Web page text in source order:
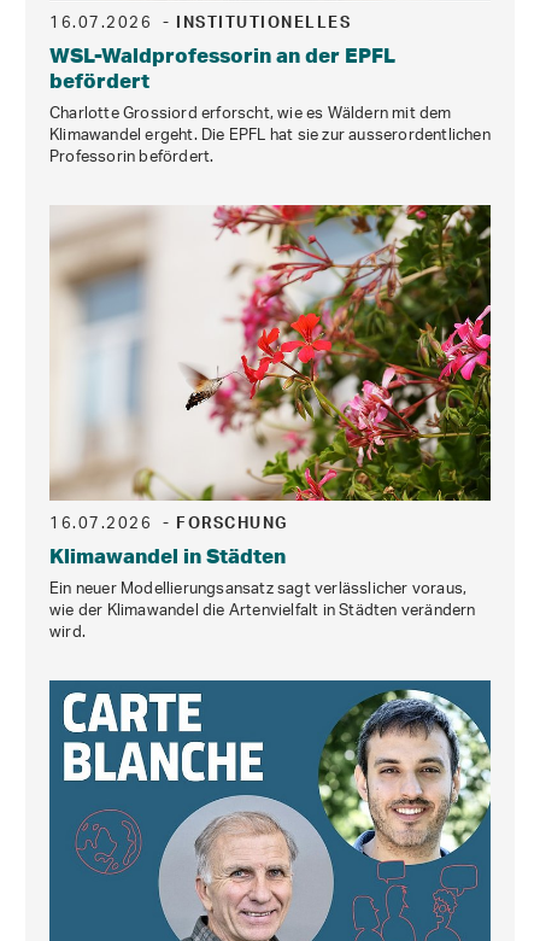
16.07.2026 - INSTITUTIONELLES
WSL-Waldprofessorin an der EPFL
befördert
Charlotte Grossiord erforscht, wie es Wäldern mit dem
Klimawandel ergeht. Die EPFL hat sie zur ausserordentlichen
Professorin befördert.
16.07.2026 - FORSCHUNG
Klimawandel in Städten
Ein neuer Modellierungsansatz sagt verlässlicher voraus,
wie der Klimawandel die Artenvielfalt in Städten verändern
wird.